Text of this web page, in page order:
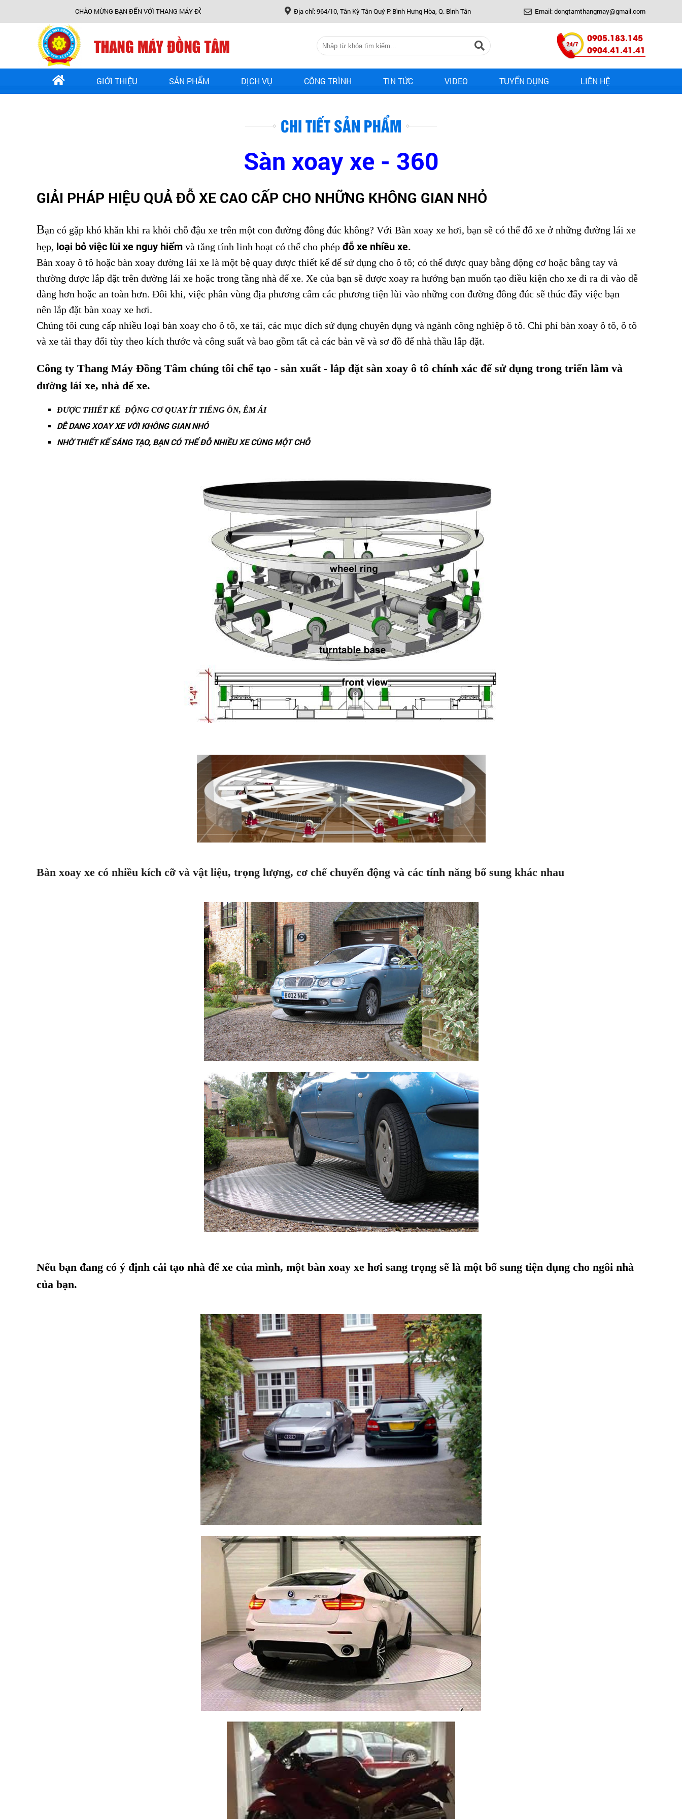
CHÀO MỪNG BẠN ĐẾN VỚI THANG MÁY ĐỒNG TÂM Địa chỉ: 964/10, Tân Kỳ Tân Quý P. Bình Hưng Hòa, Q. Bình Tân Email: dongtamthangmay@gmail.com
0905.183.145
0904.41.41.41
GIỚI THIỆU SẢN PHẨM DỊCH VỤ CÔNG TRÌNH TIN TỨC VIDEO TUYỂN DỤNG LIÊN HỆ
CHI TIẾT SẢN PHẨM
Sàn xoay xe - 360
GIẢI PHÁP HIỆU QUẢ ĐỖ XE CAO CẤP CHO NHỮNG KHÔNG GIAN NHỎ
Bạn có gặp khó khăn khi ra khỏi chỗ đậu xe trên một con đường đông đúc không? Với Bàn xoay xe hơi, bạn sẽ có thể đỗ xe ở những đường lái xe
hẹp, loại bỏ việc lùi xe nguy hiểm và tăng tính linh hoạt có thể cho phép đỗ xe nhiều xe.
Bàn xoay ô tô hoặc bàn xoay đường lái xe là một bệ quay được thiết kế để sử dụng cho ô tô; có thể được quay bằng động cơ hoặc bằng tay và
thường được lắp đặt trên đường lái xe hoặc trong tầng nhà để xe. Xe của bạn sẽ được xoay ra hướng bạn muốn tạo điều kiện cho xe đi ra đi vào dễ
dàng hơn hoặc an toàn hơn. Đôi khi, việc phân vùng địa phương cấm các phương tiện lùi vào những con đường đông đúc sẽ thúc đẩy việc bạn
nên lắp đặt bàn xoay xe hơi.
Chúng tôi cung cấp nhiều loại bàn xoay cho ô tô, xe tải, các mục đích sử dụng chuyên dụng và ngành công nghiệp ô tô. Chi phí bàn xoay ô tô, ô tô
và xe tải thay đổi tùy theo kích thước và công suất và bao gồm tất cả các bản vẽ và sơ đồ để nhà thầu lắp đặt.
Công ty Thang Máy Đồng Tâm chúng tôi chế tạo - sản xuất - lắp đặt sàn xoay ô tô chính xác để sử dụng trong triển lãm và
đường lái xe, nhà để xe.
ĐƯỢC THIẾT KẾ ĐỘNG CƠ QUAY ÍT TIẾNG ỒN, ÊM ÁI
DỄ DANG XOAY XE VỚI KHÔNG GIAN NHỎ
NHỜ THIẾT KẾ SÁNG TẠO, BẠN CÓ THỂ ĐỖ NHIỀU XE CÙNG MỘT CHỖ
Bàn xoay xe có nhiều kích cỡ và vật liệu, trọng lượng, cơ chế chuyển động và các tính năng bổ sung khác nhau
Nếu bạn đang có ý định cải tạo nhà để xe của mình, một bàn xoay xe hơi sang trọng sẽ là một bổ sung tiện dụng cho ngôi nhà
của bạn.